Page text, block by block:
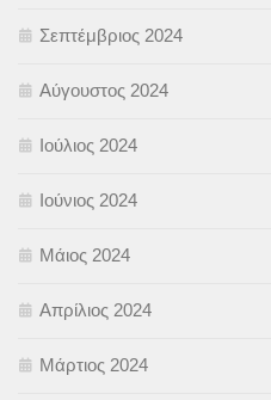
Σεπτέμβριος 2024
Αύγουστος 2024
Ιούλιος 2024
Ιούνιος 2024
Μάιος 2024
Απρίλιος 2024
Μάρτιος 2024